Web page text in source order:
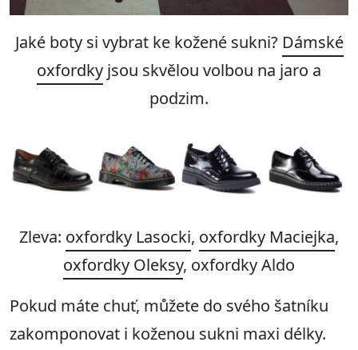
Jaké boty si vybrat ke kožené sukni? Dámské
oxfordky jsou skvělou volbou na jaro a
podzim.
Zleva: oxfordky Lasocki, oxfordky Maciejka,
oxfordky Oleksy, oxfordky Aldo
Pokud máte chuť, můžete do svého šatníku
zakomponovat i koženou sukni maxi délky.